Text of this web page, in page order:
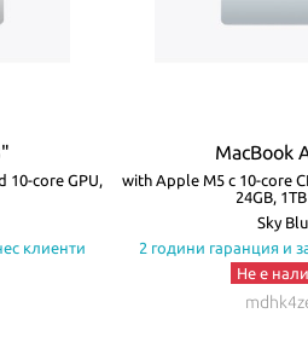
10-core GPU,
клиенти
MacBook
with Apple M5 с 10-core
24GB,
Sky
2 години гаранция и
Не е